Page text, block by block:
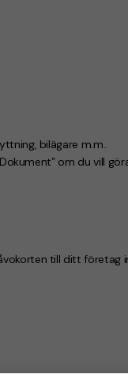
bilägare m.m..
om du vill
till ditt företag